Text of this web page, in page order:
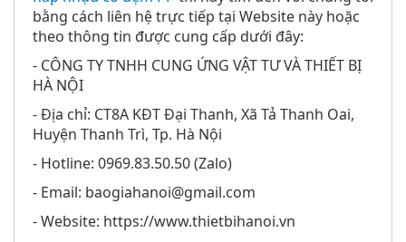
bằng cách liên hệ trực tiếp tại Website này hoặc
theo thông tin được cung cấp dưới đây:
- CÔNG TY TNHH CUNG ỨNG VẬT TƯ VÀ THIẾT BỊ
HÀ NỘI
- Địa chỉ: CT8A KĐT Đại Thanh, Xã Tả Thanh Oai,
Huyện Thanh Trì, Tp. Hà Nội
- Hotline: 0969.83.50.50 (Zalo)
- Email: baogiahanoi@gmail.com
- Website: https://www.thietbihanoi.vn